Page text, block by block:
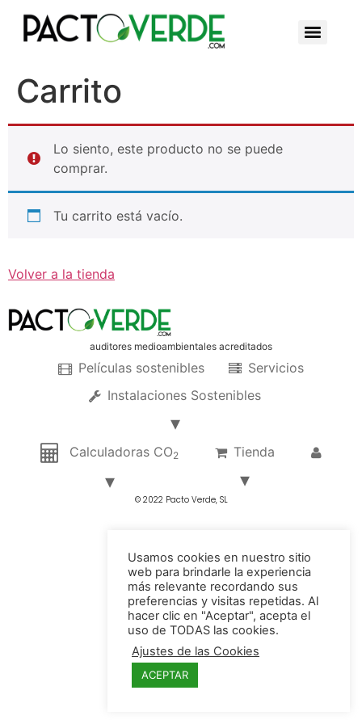
Carrito
Lo siento, este producto no se puede
comprar.
Tu carrito está vacío.
Volver a la tienda
auditores medioambientales acreditados
Películas sostenibles
Servicios
Instalaciones Sostenibles
Calculadoras CO2 Tienda
© 2022 Pacto Verde, SL
Usamos cookies en nuestro sitio
web para brindarle la experiencia
más relevante recordando sus
preferencias y visitas repetidas. Al
hacer clic en "Aceptar", acepta el
uso de TODAS las cookies.
Ajustes de las Cookies
ACEPTAR